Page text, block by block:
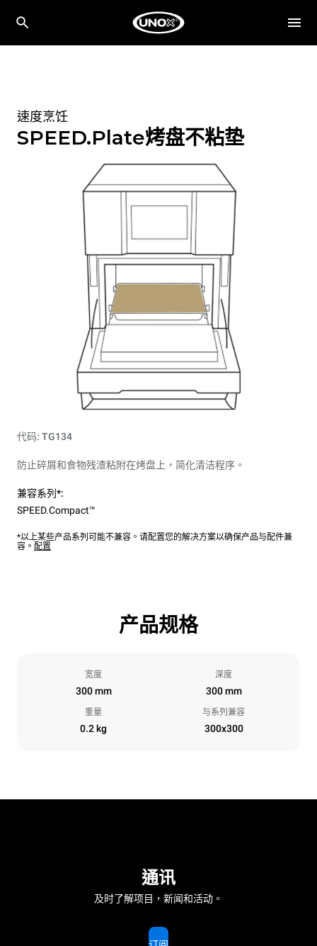
速度烹饪
SPEED.Plate烤盘不粘垫
代码: TG134
防止碎屑和食物残渣粘附在烤盘上，简化清洁程序。
兼容系列*:
SPEED.Compact™
*以上某些产品系列可能不兼容。请配置您的解决方案以确保产品与配件兼
容。 配置
产品规格
宽度
300 mm
深度
300 mm
重量
0.2 kg
与系列兼容
300x300
通讯
及时了解项目，新闻和活动。